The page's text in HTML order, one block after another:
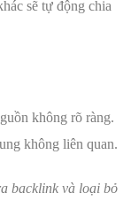
sẽ tự động chia
không rõ ràng.
không liên quan.
backlink và loại bỏ